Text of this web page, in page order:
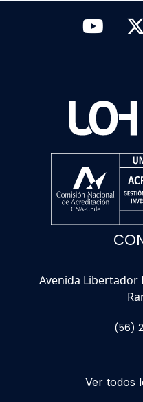
Avenida Libertador
(56)
Ver todos